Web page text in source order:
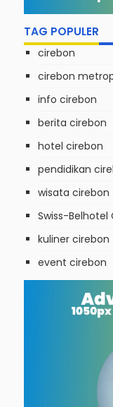
TAG POPULER
cirebon
cirebon
info cirebon
berita cirebon
hotel cirebon
pendidikan
wisata cirebon
Swiss-Belhotel
kuliner cirebon
event cirebon